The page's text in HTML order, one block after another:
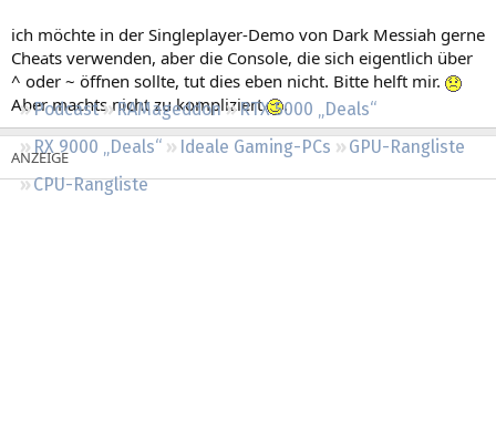
Regeln
Podcast RAMageddon
RTX 5000 „Deals“
RX 9000 „Deals“
Ideale Gaming-PCs
GPU-Rangliste
CPU-Rangliste
ich möchte in der Singleplayer-Demo von Dark Messiah gerne
Cheats verwenden, aber die Console, die sich eigentlich über
^ oder ~ öffnen sollte, tut dies eben nicht. Bitte helft mir.
Aber machts nicht zu kompliziert
.